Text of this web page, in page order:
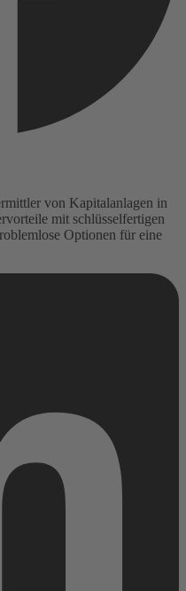
von Kapitalanlagen in
mit schlüsselfertigen
Optionen für eine